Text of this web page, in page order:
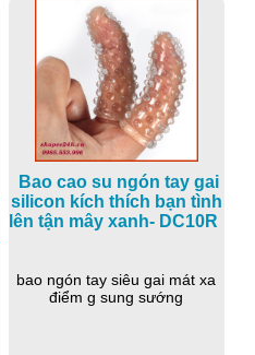
Bao cao su ngón tay gai
silicon kích thích bạn tình
lên tận mây xanh- DC10R
bao ngón tay siêu gai mát xa
điểm g sung sướng